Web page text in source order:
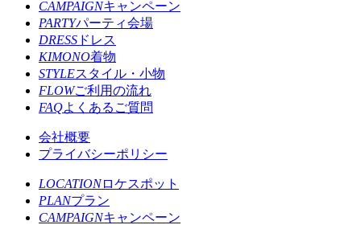
CAMPAIGNキャンペーン
PARTYパーティ会場
DRESS ドレス
KIMONO着物
STYLEスタイル・小物
FLOWご利用の流れ
FAQよくあるご質問
会社概要
プライバシーポリシー
LOCATIONロケスポット
PLANプラン
CAMPAIGNキャンペーン